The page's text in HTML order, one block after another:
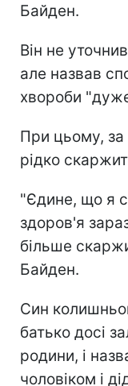
Байден.
Він не
але назвав
хвороби
При цьому,
рідко
"Єдине, що я
здоров'я
більше
Байден.
Син
батько досі
родини, і
чоловіком і